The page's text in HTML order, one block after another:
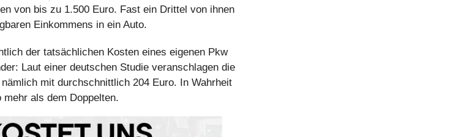
von bis zu 1.500 Euro. Fast ein Drittel von ihnen
Einkommens in ein Auto.
der tatsächlichen Kosten eines eigenen Pkw
Laut einer deutschen Studie veranschlagen die
mit durchschnittlich 204 Euro. In Wahrheit
als dem Doppelten.